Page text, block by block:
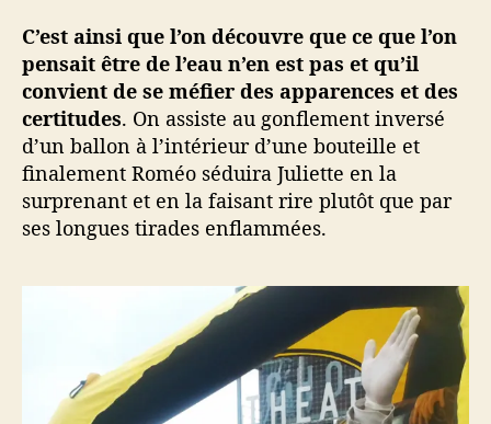
C’est ainsi que l’on découvre que ce que l’on
pensait être de l’eau n’en est pas et qu’il
convient de se méfier des apparences et des
certitudes. On assiste au gonflement inversé
d’un ballon à l’intérieur d’une bouteille et
finalement Roméo séduira Juliette en la
surprenant et en la faisant rire plutôt que par
ses longues tirades enflammées.